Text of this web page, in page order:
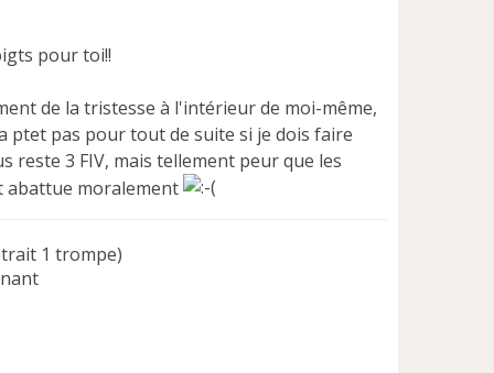
pour toi!!
de la tristesse à l'intérieur de moi-même,
ptet pas pour tout de suite si je dois faire
reste 3 FIV, mais tellement peur que les
abattue moralement
1 trompe)